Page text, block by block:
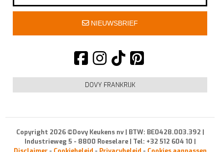
NIEUWSBRIEF
DOVY FRANKRIJK
Copyright 2026 ©Dovy Keukens nv | BTW: BE0428.003.392 |
Industrieweg 5 - 8800 Roeselare | Tel: +32 512 604 10 |